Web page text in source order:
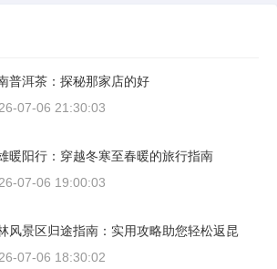
普洱茶：探秘那家店的好
07-06 21:30:03
暖阳行：穿越冬寒至春暖的旅行指南
07-06 19:00:03
风景区归途指南：实用攻略助您轻松返昆
07-06 18:30:02